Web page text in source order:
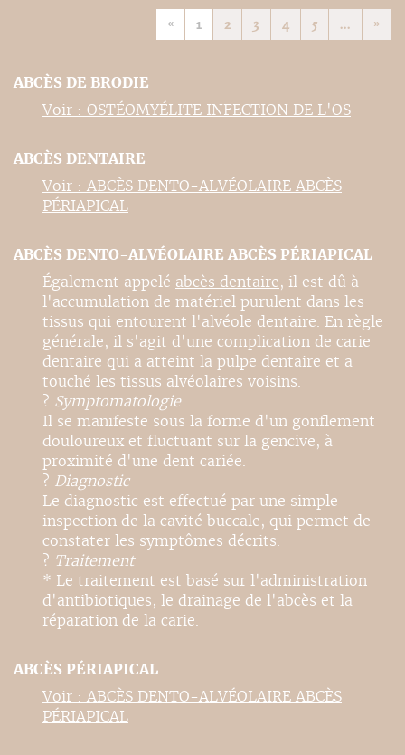
« 1 2 3 4 5 ... »
ABCÈS DE BRODIE
Voir : OSTÉOMYÉLITE INFECTION DE L'OS
ABCÈS DENTAIRE
Voir : ABCÈS DENTO-ALVÉOLAIRE ABCÈS
PÉRIAPICAL
ABCÈS DENTO-ALVÉOLAIRE ABCÈS PÉRIAPICAL
Également appelé abcès dentaire, il est dû à
l'accumulation de matériel purulent dans les
tissus qui entourent l'alvéole dentaire. En règle
générale, il s'agit d'une complication de carie
dentaire qui a atteint la pulpe dentaire et a
touché les tissus alvéolaires voisins.
? Symptomatologie
Il se manifeste sous la forme d'un gonflement
douloureux et fluctuant sur la gencive, à
proximité d'une dent cariée.
? Diagnostic
Le diagnostic est effectué par une simple
inspection de la cavité buccale, qui permet de
constater les symptômes décrits.
? Traitement
* Le traitement est basé sur l'administration
d'antibiotiques, le drainage de l'abcès et la
réparation de la carie.
ABCÈS PÉRIAPICAL
Voir : ABCÈS DENTO-ALVÉOLAIRE ABCÈS
PÉRIAPICAL